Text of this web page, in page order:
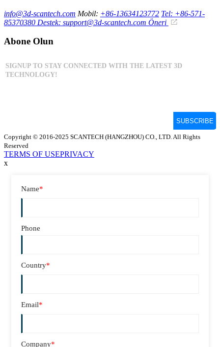
info@3d-scantech.com Mobil: +86-13634123772 Tel: +86-571-
85370380 Destek: support@3d-scantech.com Öneri
Abone Olun
Copyright © 2016-2025 SCANTECH (HANGZHOU) CO., LTD. All Rights
Reserved
TERMS OF USEPRIVACY
x
Name*
Phone
Country*
Email*
Company*